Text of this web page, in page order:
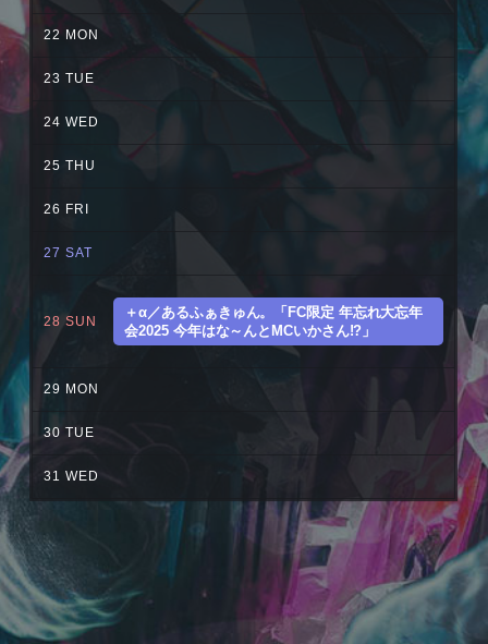
22 MON
23TUE
24WED
25THU
26 FRI
27SAT
28SUN
＋α／あるふぁきゅん。「FC限定 年忘れ大忘年
会2025 今年はな～んとMCいかさん!?」
29 MON
30TUE
31WED